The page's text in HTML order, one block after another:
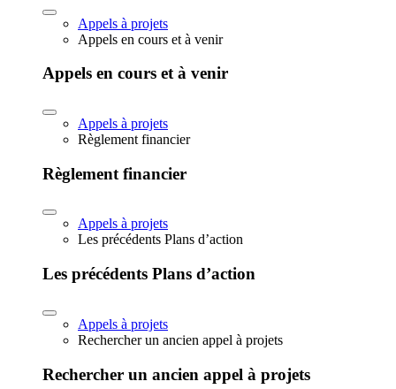
Appels à projets
Appels en cours et à venir
Appels en cours et à venir
Appels à projets
Règlement financier
Règlement financier
Appels à projets
Les précédents Plans d’action
Les précédents Plans d’action
Appels à projets
Rechercher un ancien appel à projets
Rechercher un ancien appel à projets